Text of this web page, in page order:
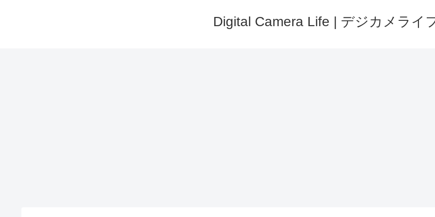
Digital Camera Life | デジカメライ